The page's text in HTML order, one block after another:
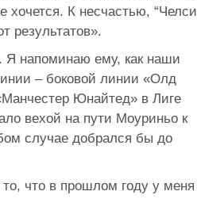
хочется. К несчастью,
результатов».
Я напоминаю ему, как наши
– боковой линии «Олд
Юнайтед» в Лиге
вехой на пути Моуриньо к
случае добрался бы до
что в прошлом году у меня